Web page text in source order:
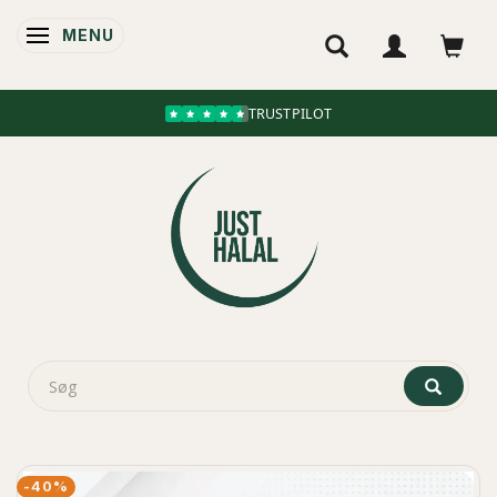
SKIFTE NAVIGATION
MENU
TRUSTPILOT
-40%